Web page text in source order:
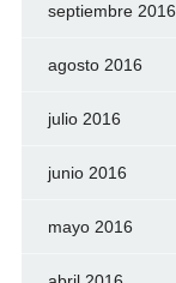
septiembre 2016
agosto 2016
julio 2016
junio 2016
mayo 2016